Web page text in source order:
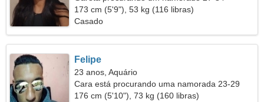
173 cm (5'9"), 53 kg (116 libras)
Casado
Felipe
23 anos, Aquário
Cara está procurando uma namorada 23-29
176 cm (5'10"), 73 kg (160 libras)